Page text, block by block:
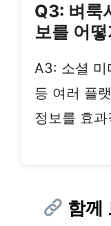
Q3: 벼룩
보를 어
A3: 소셜 미
등 여러 플
정보를 효
함께